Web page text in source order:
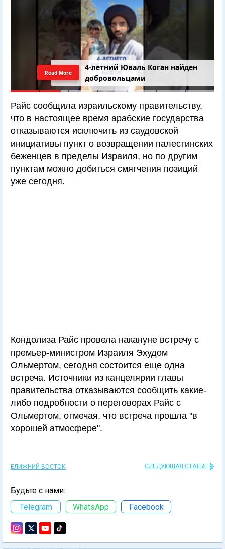
4-летний Юваль Коган найден
добровольцами
Read More
Райс сообщила израильскому правительству,
что в настоящее время арабские государства
отказываются исключить из саудовской
инициативы пункт о возвращении палестинских
беженцев в пределы Израиля, но по другим
пунктам можно добиться смягчения позиций
уже сегодня.
Кондолиза Райс провела накануне встречу с
премьер-министром Израиля Эхудом
Ольмертом, сегодня состоится еще одна
встреча. Источники из канцелярии главы
правительства отказываются сообщить какие-
либо подробности о переговорах Райс с
Ольмертом, отмечая, что встреча прошла "в
хорошей атмосфере".
БЛИЖНИЙ ВОСТОК СЛЕДУЮЩАЯ СТАТЬЯ
Будьте с нами:
Telegram
WhatsApp Facebook